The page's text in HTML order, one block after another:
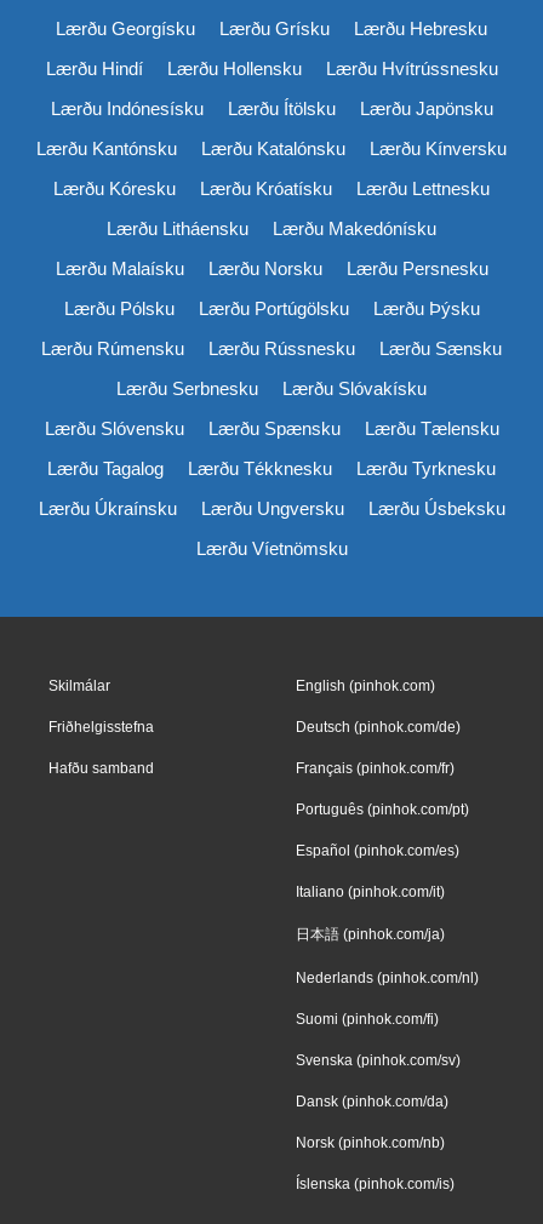
Lærðu Georgísku
Lærðu Grísku
Lærðu Hebresku
Lærðu Hindí
Lærðu Hollensku
Lærðu Hvítrússnesku
Lærðu Indónesísku
Lærðu Ítölsku
Lærðu Japönsku
Lærðu Kantónsku
Lærðu Katalónsku
Lærðu Kínversku
Lærðu Kóresku
Lærðu Króatísku
Lærðu Lettnesku
Lærðu Litháensku
Lærðu Makedónísku
Lærðu Malaísku
Lærðu Norsku
Lærðu Persnesku
Lærðu Pólsku
Lærðu Portúgölsku
Lærðu Þýsku
Lærðu Rúmensku
Lærðu Rússnesku
Lærðu Sænsku
Lærðu Serbnesku
Lærðu Slóvakísku
Lærðu Slóvensku
Lærðu Spænsku
Lærðu Tælensku
Lærðu Tagalog
Lærðu Tékknesku
Lærðu Tyrknesku
Lærðu Úkraínsku
Lærðu Ungversku
Lærðu Úsbeksku
Lærðu Víetnömsku
Skilmálar
Friðhelgisstefna
Hafðu samband
English (pinhok.com)
Deutsch (pinhok.com/de)
Français (pinhok.com/fr)
Português (pinhok.com/pt)
Español (pinhok.com/es)
Italiano (pinhok.com/it)
日本語 (pinhok.com/ja)
Nederlands (pinhok.com/nl)
Suomi (pinhok.com/fi)
Svenska (pinhok.com/sv)
Dansk (pinhok.com/da)
Norsk (pinhok.com/nb)
Íslenska (pinhok.com/is)